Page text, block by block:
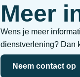
Meer
Wens je meer
dienstverlening? Dan
Neem contact op